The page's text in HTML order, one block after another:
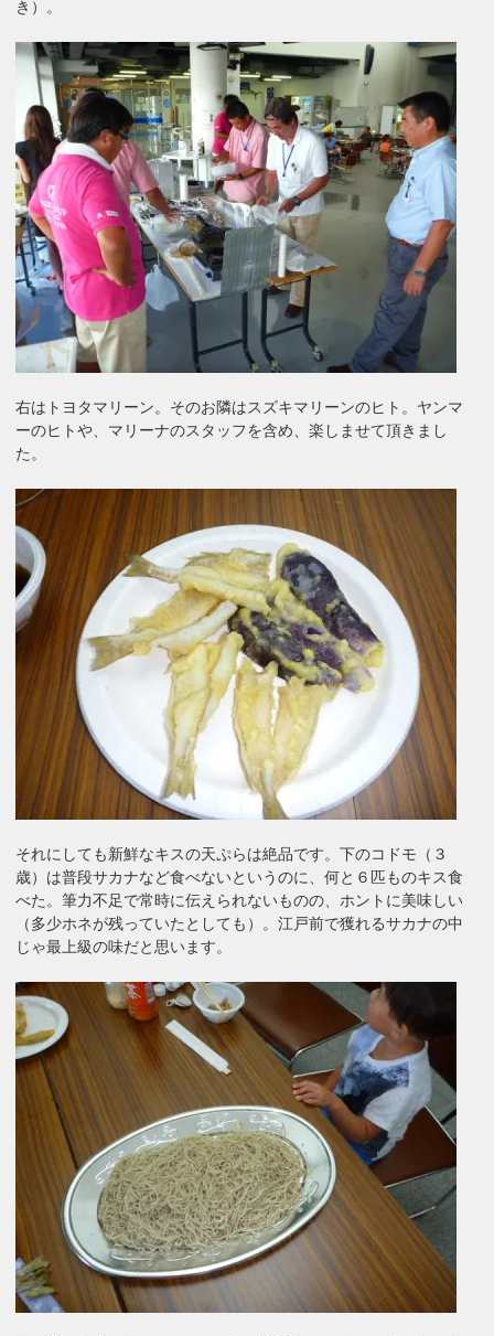
き）。
右はトヨタマリーン。そのお隣はスズキマリーンのヒト。ヤンマ
ーのヒトや、マリーナのスタッフを含め、楽しませて頂きまし
た。
それにしても新鮮なキスの天ぷらは絶品です。下のコドモ（３
歳）は普段サカナなど食べないというのに、何と６匹ものキス食
べた。筆力不足で常時に伝えられないものの、ホントに美味しい
（多少ホネが残っていたとしても）。江戸前で獲れるサカナの中
じゃ最上級の味だと思います。